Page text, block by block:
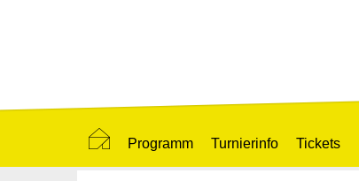
Programm Turnierinfo Tickets